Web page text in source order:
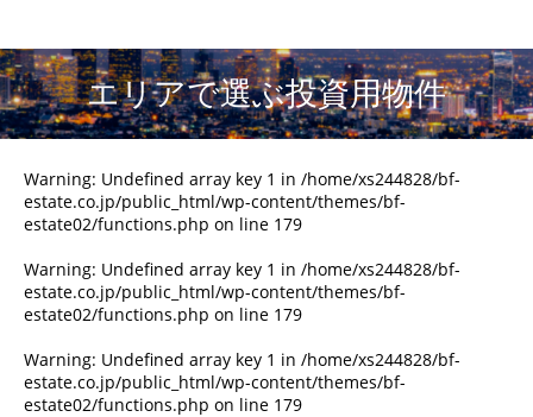
エリアで選ぶ投資用物件
Warning: Undefined array key 1 in /home/xs244828/bf-
estate.co.jp/public_html/wp-content/themes/bf-
estate02/functions.php on line 179
Warning: Undefined array key 1 in /home/xs244828/bf-
estate.co.jp/public_html/wp-content/themes/bf-
estate02/functions.php on line 179
Warning: Undefined array key 1 in /home/xs244828/bf-
estate.co.jp/public_html/wp-content/themes/bf-
estate02/functions.php on line 179